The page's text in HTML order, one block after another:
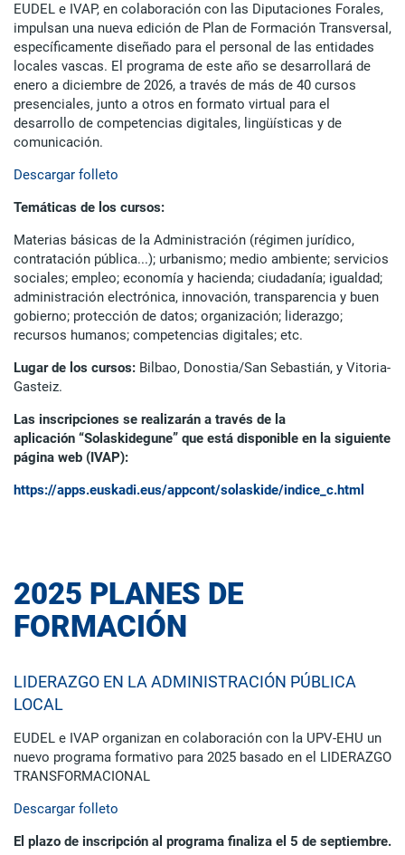
EUDEL e IVAP, en colaboración con las Diputaciones Forales,
impulsan una nueva edición de Plan de Formación Transversal,
específicamente diseñado para el personal de las entidades
locales vascas. El programa de este año se desarrollará de
enero a diciembre de 2026, a través de más de 40 cursos
presenciales, junto a otros en formato virtual para el
desarrollo de competencias digitales, lingüísticas y de
comunicación.
Descargar folleto
Temáticas de los cursos:
Materias básicas de la Administración (régimen jurídico,
contratación pública...); urbanismo; medio ambiente; servicios
sociales; empleo; economía y hacienda; ciudadanía; igualdad;
administración electrónica, innovación, transparencia y buen
gobierno; protección de datos; organización; liderazgo;
recursos humanos; competencias digitales; etc.
Lugar de los cursos: Bilbao, Donostia/San Sebastián, y Vitoria-
Gasteiz.
Las inscripciones se realizarán a través de la
aplicación “Solaskidegune” que está disponible en la siguiente
página web (IVAP):
https://apps.euskadi.eus/appcont/solaskide/indice_c.html
2025 PLANES DE
FORMACIÓN
LIDERAZGO EN LA ADMINISTRACIÓN PÚBLICA
LOCAL
EUDEL e IVAP organizan en colaboración con la UPV-EHU un
nuevo programa formativo para 2025 basado en el LIDERAZGO
TRANSFORMACIONAL
Descargar folleto
El plazo de inscripción al programa finaliza el 5 de septiembre.